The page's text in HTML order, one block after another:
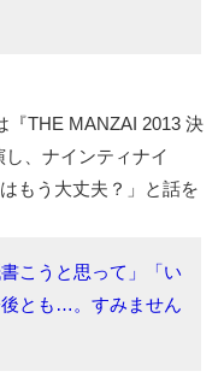
『THE MANZAI 2013 決
、ナインティナイ
もう大丈夫？」と話を
こうと思って」「い
とも…。すみません